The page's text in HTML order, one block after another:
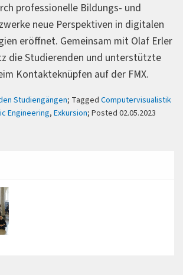
professionelle Bildungs- und
neue Perspektiven in digitalen
eröffnet. Gemeinsam mit Olaf Erler
die Studierenden und unterstützte
Kontakteknüpfen auf der FMX.
Studiengängen; Tagged Computervisualistik
Engineering, Exkursion; Posted 02.05.2023